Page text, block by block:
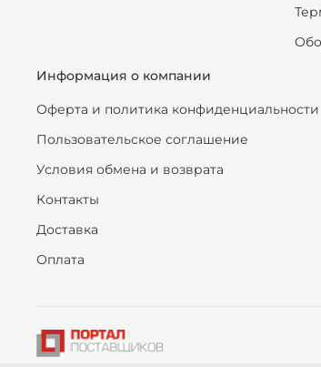
Информация о компании
Оферта и политика конфиденциальности
Пользовательское соглашение
Условия обмена и возврата
Контакты
Доставка
Оплата